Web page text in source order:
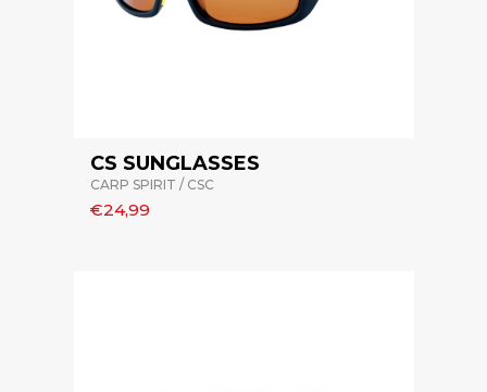
CS SUNGLASSES
CARP SPIRIT / CSC
€24,99